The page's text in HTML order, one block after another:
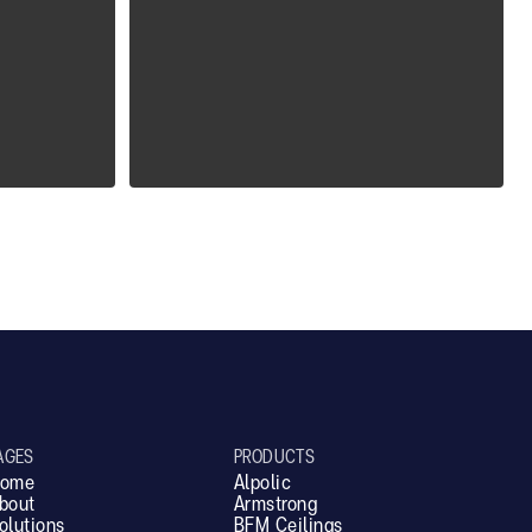
PRODUCTS
Alpolic
Armstrong
BFM Ceilings